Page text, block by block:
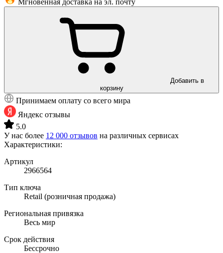
Добавить в
корзину
Принимаем оплату со всего мира
Яндекс отзывы
5.0
У нас более 12 000 отзывов на различных сервисах
Характеристики:
Артикул
2966564
Тип ключа
Retail (розничная продажа)
Региональная привязка
Весь мир
Срок действия
Бессрочно